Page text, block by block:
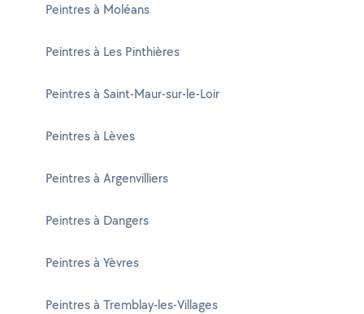
Peintres à Moléans
Peintres à Les Pinthières
Peintres à Saint-Maur-sur-le-Loir
Peintres à Lèves
Peintres à Argenvilliers
Peintres à Dangers
Peintres à Yèvres
Peintres à Tremblay-les-Villages